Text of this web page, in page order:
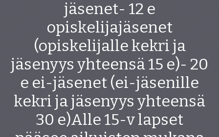
jäsenet- 12 e
opiskelijajäsenet
(opiskelijalle kekri ja
jäsenyys yhteensä 15 e)- 20
e ei-jäsenet (ei-jäsenille
kekri ja jäsenyys yhteensä
30 e)Alle 15-v lapset